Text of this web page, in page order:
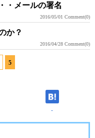
・メールの署名
2016/05/01 Comment(0)
か？
2016/04/28 Comment(0)
5
-